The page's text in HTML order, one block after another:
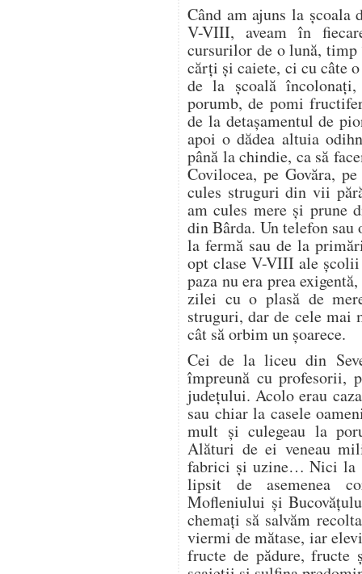
Când am ajuns la școala
V-VIII, aveam în
cursurilor de o lună, timp
cărți și caiete, ci cu câte
de la școală
porumb, de pomi
de la detașamentul de
apoi o dădea altuia
până la chindie, ca să
Covilocea, pe Govăra,
cules struguri din vii
am cules mere și prune
din Bârda. Un telefon sau
la fermă sau de la
opt clase V-VIII ale școlii
paza nu era prea
zilei cu o plasă de
struguri, dar de cele mai
cât să orbim un șoarece.
Cei de la liceu din
împreună cu profesorii,
județului. Acolo erau
sau chiar la casele
mult și culegeau la
Alături de ei veneau
fabrici și uzine… Nici la
lipsit de asemenea
Mofleniului și
chemați să salvăm
viermi de mătase, iar
fructe de pădure, fructe